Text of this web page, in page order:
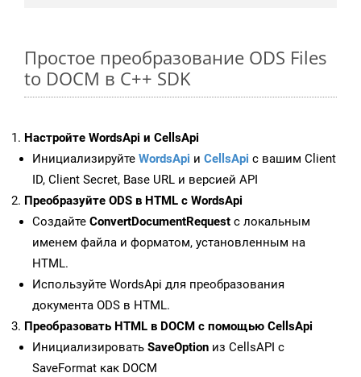
Простое преобразование ODS Files
to DOCM в C++ SDK
Настройте WordsApi и CellsApi
Инициализируйте WordsApi и CellsApi с вашим Client
ID, Client Secret, Base URL и версией API
Преобразуйте ODS в HTML с WordsApi
Создайте ConvertDocumentRequest с локальным
именем файла и форматом, установленным на
HTML.
Используйте WordsApi для преобразования
документа ODS в HTML.
Преобразовать HTML в DOCM с помощью CellsApi
Инициализировать SaveOption из CellsAPI с
SaveFormat как DOCM